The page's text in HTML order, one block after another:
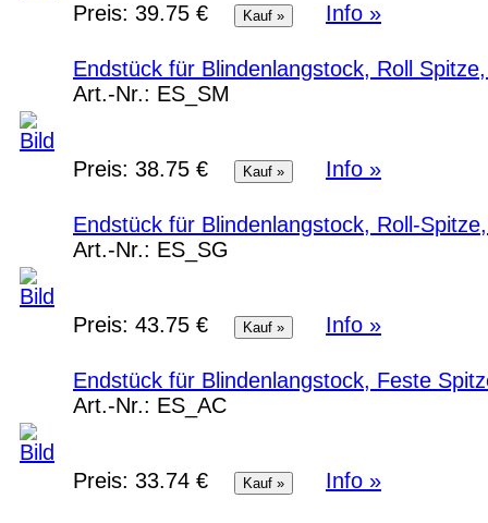
Preis: 39.75 € Info »
Endstück für Blindenlangstock, Roll
Art.-Nr.: ES_SM
Preis: 38.75 € Info »
Endstück für Blindenlangstock, Roll-
Art.-Nr.: ES_SG
Preis: 43.75 € Info »
Endstück für Blindenlangstock, Feste
Art.-Nr.: ES_AC
Preis: 33.74 € Info »